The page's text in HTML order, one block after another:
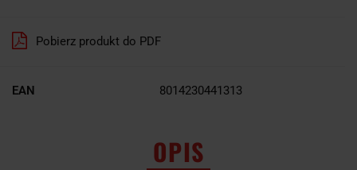
Pobierz produkt do PDF
EAN 8014230441313
OPIS